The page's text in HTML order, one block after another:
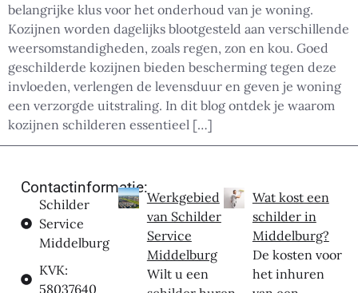
belangrijke klus voor het onderhoud van je woning.
Kozijnen worden dagelijks blootgesteld aan verschillende
weersomstandigheden, zoals regen, zon en kou. Goed
geschilderde kozijnen bieden bescherming tegen deze
invloeden, verlengen de levensduur en geven je woning
een verzorgde uitstraling. In dit blog ontdek je waarom
kozijnen schilderen essentieel […]
Contactinformatie:
Schilder
Service
Middelburg
KVK:
58037640
Werkgebied
van Schilder
Service
Middelburg
Wilt u een
Wat kost een
schilder in
Middelburg?
De kosten voor
het inhuren